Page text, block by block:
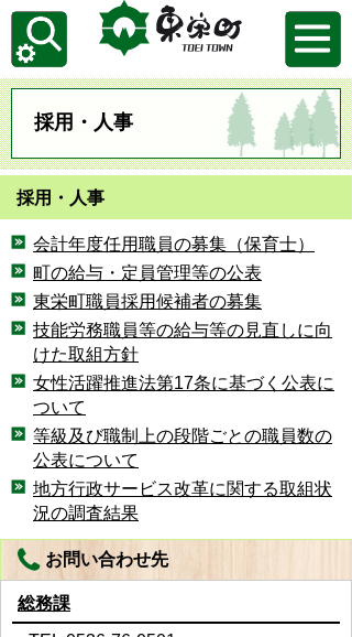
採用・人事
採用・人事
会計年度任用職員の募集（保育士）
町の給与・定員管理等の公表
東栄町職員採用候補者の募集
技能労務職員等の給与等の見直しに向
けた取組方針
女性活躍推進法第17条に基づく公表に
ついて
等級及び職制上の段階ごとの職員数の
公表について
地方行政サービス改革に関する取組状
況の調査結果
お問い合わせ先
総務課